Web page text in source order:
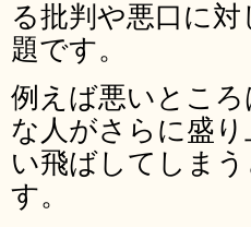
る批判や悪口に
題です。
例えば悪いとこ
な人がさらに盛
い飛ばしてしま
す。